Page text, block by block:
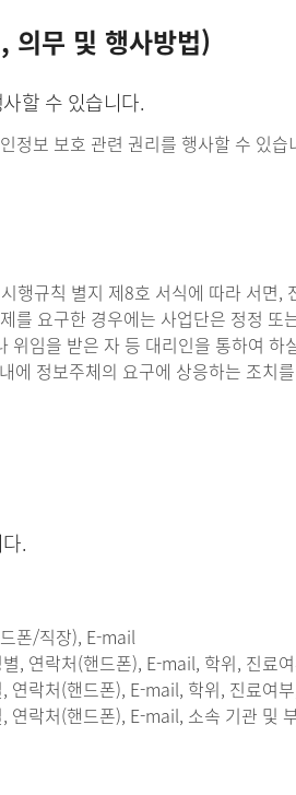
의무 및 행사방법)
할 수 있습니다.
정보 보호 관련 권리를 행사할 수 있습
행규칙 별지 제8호 서식에 따라 서
를 요구한 경우에는 사업단은 정정
임을 받은 자 등 대리인을 통하여
에 정보주체의 요구에 상응하는 조치
.
폰/직장), E-mail
, 연락처(핸드폰), E-mail, 학위, 진료
연락처(핸드폰), E-mail, 학위, 진료여
연락처(핸드폰), E-mail, 소속 기관 및